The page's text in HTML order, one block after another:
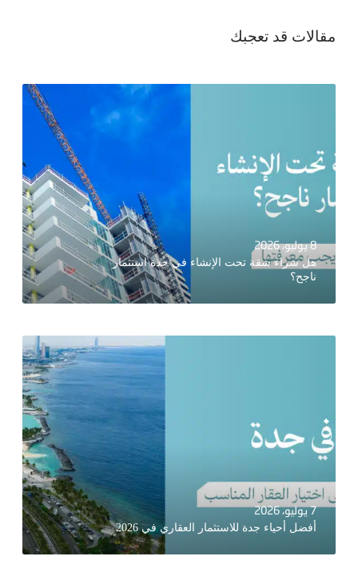
مقالات قد تعجبك
8 يوليو، 2026
هل شراء شقة تحت الإنشاء في جدة استثمار
ناجح؟
7 يوليو، 2026
أفضل أحياء جدة للاستثمار العقاري في 2026